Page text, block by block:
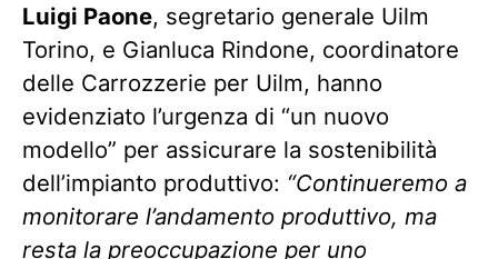
Luigi Paone, segretario generale Uilm
Torino, e Gianluca Rindone, coordinatore
delle Carrozzerie per Uilm, hanno
evidenziato l’urgenza di “un nuovo
modello” per assicurare la sostenibilità
dell’impianto produttivo: “Continueremo a
monitorare l’andamento produttivo, ma
resta la preoccupazione per uno